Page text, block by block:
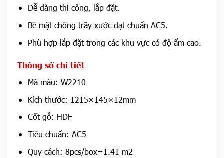
Dễ dàng thi công, lắp đặt.
Bề mặt chống trầy xước đạt chuẩn AC5.
Phù hợp lắp đặt trong các khu vực có độ ẩm cao.
Thông số chi tiết
Mã màu: W2210
Kích thước: 1215×145×12mm
Cốt gỗ: HDF
Tiêu chuẩn: AC5
Quy cách: 8pcs/box=1.41 m2